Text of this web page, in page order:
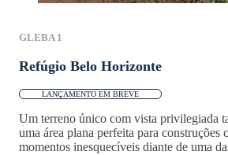
GLEBA 1
Refúgio Belo Horizonte
LANÇAMENTO EM BREVE
Um terreno único com vista privilegiada
uma área plana perfeita para construções
momentos inesquecíveis diante de uma